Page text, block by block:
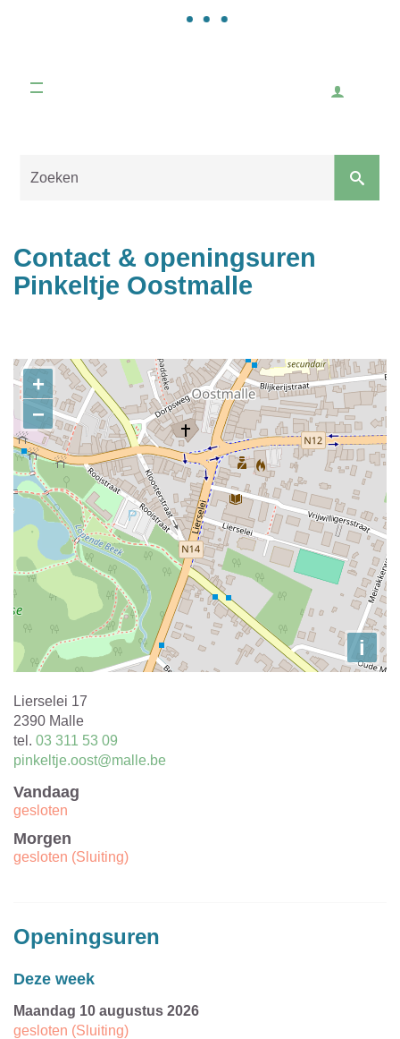
Contact & openingsuren
Pinkeltje Oostmalle
Contact
+
−
i
Adres
Lierselei 17
,
2390 Malle
tel. 03 311 53 09
E-
pinkeltje.oost@malle.be
Vandaag
gesloten
Morgen
gesloten (Sluiting)
Openingsuren
Deze week
maandag 10 augustus 2026
gesloten (Sluiting)